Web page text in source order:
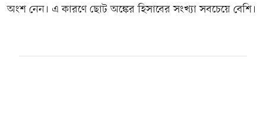
অংশ নেন। এ কারণে ছোট অঙ্কের হিসাবের সংখ্যা সবচেয়ে বেশি।